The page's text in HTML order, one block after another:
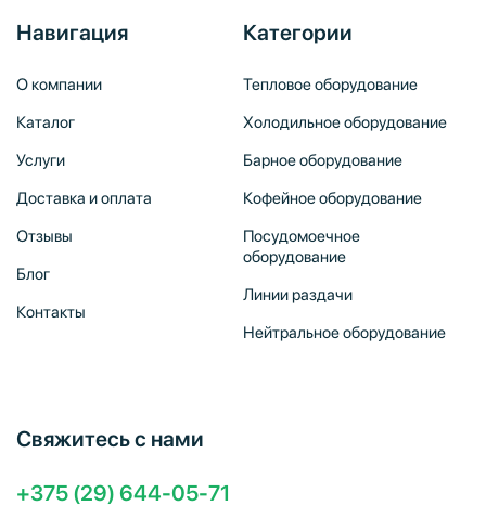
Навигация
О компании
Каталог
Услуги
Доставка и оплата
Отзывы
Блог
Контакты
Категории
Тепловое оборудование
Холодильное оборудование
Барное оборудование
Кофейное оборудование
Посудомоечное
оборудование
Линии раздачи
Нейтральное оборудование
Свяжитесь с нами
+375 (29) 644-05-71